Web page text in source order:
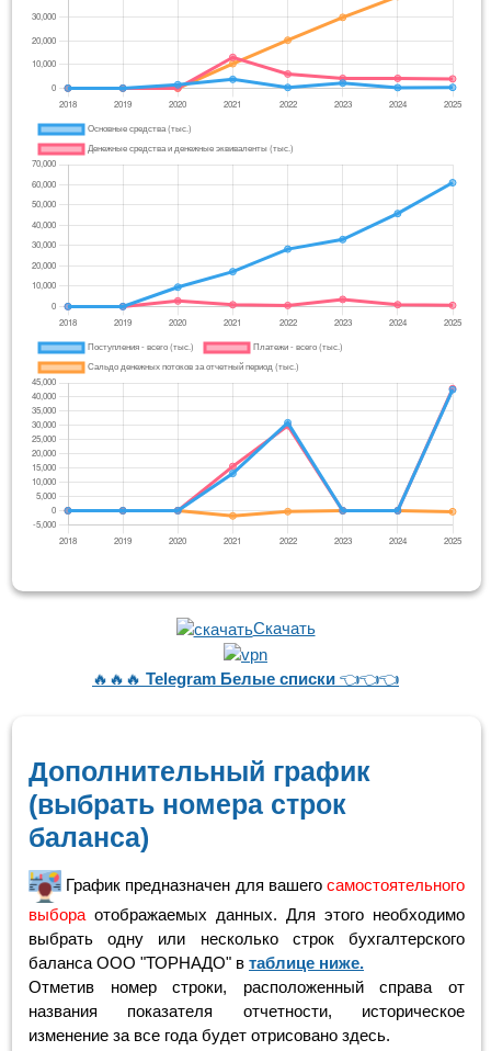
Скачать
🔥🔥🔥 Telegram Белые списки 👈👈👈
Дополнительный график
(выбрать номера строк
баланса)
График предназначен для вашего самостоятельного
выбора отображаемых данных. Для этого необходимо
выбрать одну или несколько строк бухгалтерского
баланса ООО "ТОРНАДО" в таблице ниже.
Отметив номер строки, расположенный справа от
названия показателя отчетности, историческое
изменение за все года будет отрисовано здесь.